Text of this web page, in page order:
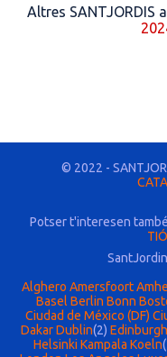
Altres SANTJORDIS
© 2022 -
Potser t'interesen
TIÓ
Alghero Amersfoort
Basel Berlin Bonn
Ciudad de México (DF)
DakarDublin(2) Edinburgh
Helsinki Kampala Koeln